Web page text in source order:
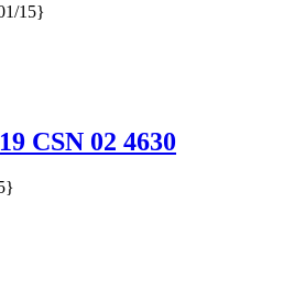
15}
СSN 02 4630